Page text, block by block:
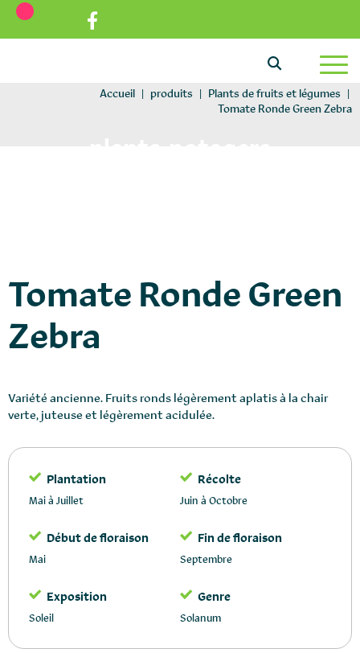
Aller au texte
Aller au menu
Passer au contenu
Menu principal
Accueil | produits | Plants de fruits et légumes
|
Tomate Ronde Green Zebra
Tomate Ronde Green
Zebra
Variété ancienne. Fruits ronds légèrement aplatis à la chair
verte, juteuse et légèrement acidulée.
Plantation
Mai à Juillet
Récolte
Juin à Octobre
Début de floraison
Mai
Fin de floraison
Septembre
Exposition
Soleil
Genre
Solanum